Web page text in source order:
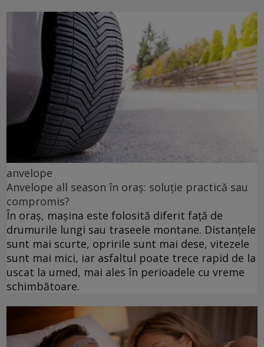
anvelope
Anvelope all season în oraș: soluție practică sau
compromis?
În oraș, mașina este folosită diferit față de
drumurile lungi sau traseele montane. Distanțele
sunt mai scurte, opririle sunt mai dese, vitezele
sunt mai mici, iar asfaltul poate trece rapid de la
uscat la umed, mai ales în perioadele cu vreme
schimbătoare.